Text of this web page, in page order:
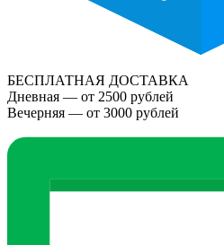
БЕСПЛАТНАЯ ДОСТАВКА
Дневная — от 2500 рублей
Вечерняя — от 3000 рублей